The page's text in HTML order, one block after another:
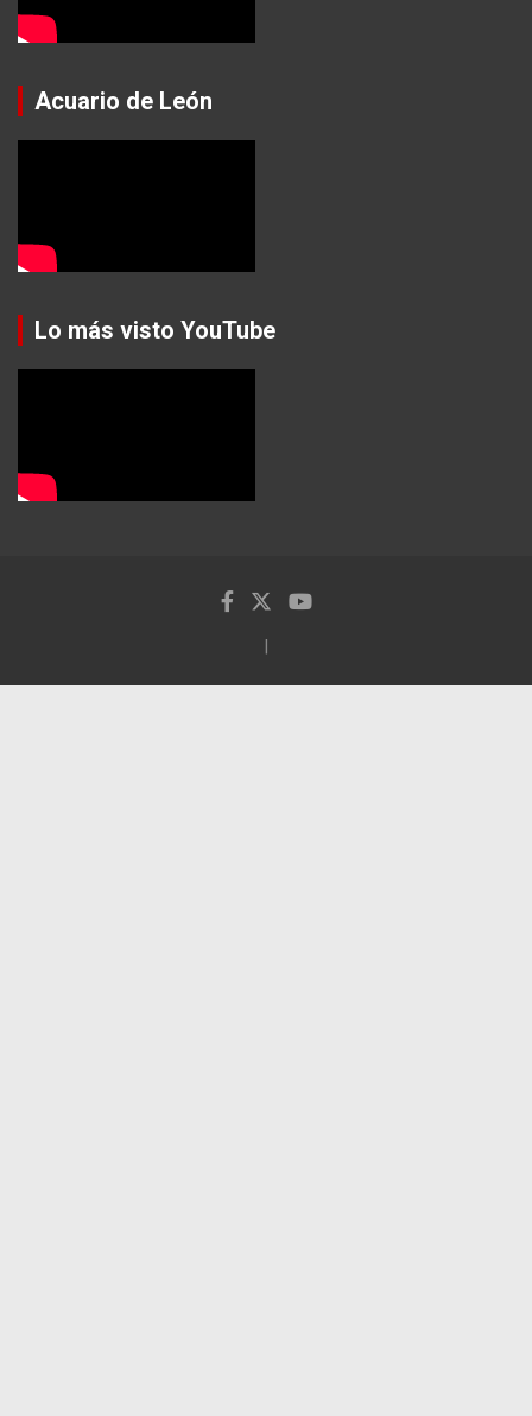
Acuario de León
Lo más visto YouTube